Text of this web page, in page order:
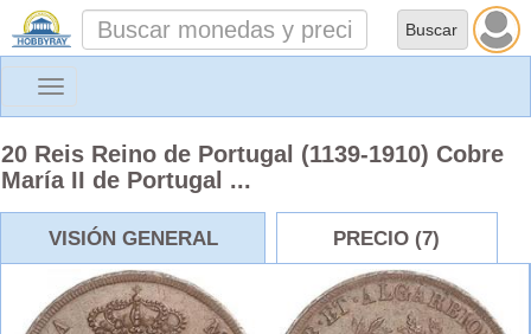
Toggle
20 Reis Reino de Portugal (1139-1910) Cobre
María II de Portugal ...
VISIÓN GENERAL PRECIO (7)